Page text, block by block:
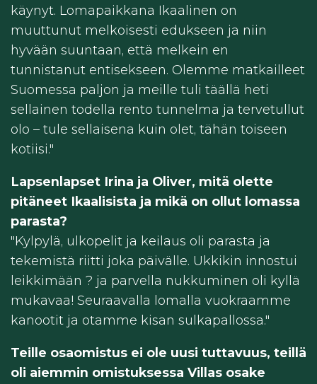
käynyt. Lomapaikkana Ikaalinen on
muuttunut melkoisesti edukseen ja niin
hyvään suuntaan, että melkein en
tunnistanut entisekseen. Olemme matkailleet
Suomessa paljon ja meille tuli täällä heti
sellainen todella rento tunnelma ja tervetullut
olo – tule sellaisena kuin olet, tähän toiseen
kotiisi."
Lapsenlapset Irina ja Oliver, mitä olette
pitäneet Ikaalisista ja mikä on ollut lomassa
parasta?
"Kylpylä, ulkopelit ja keilaus oli parasta ja
tekemistä riitti joka päivälle. Ukkikin innostui
leikkimään ? ja parvella nukkuminen oli kyllä
mukavaa! Seuraavalla lomalla vuokraamme
kanootit ja otamme kisan sulkapallossa."
Teille osaomistus ei ole uusi tuttavuus, teillä
oli aiemmin omistuksessa Villas osake